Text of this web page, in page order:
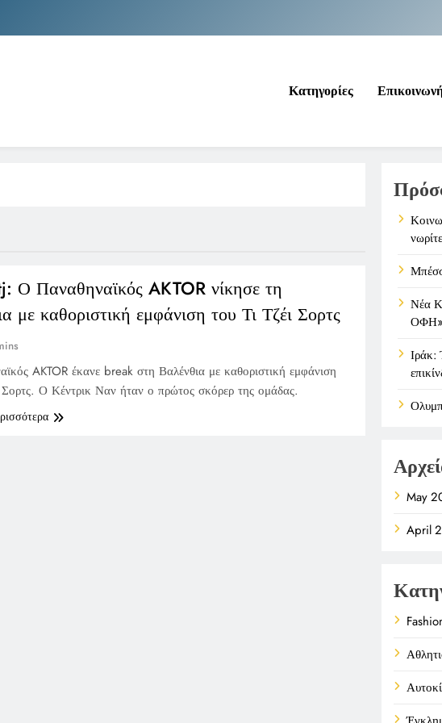
Ιράκ: Τεράστιες εκπτώσεις στο πετρέλαιο σε επικίνδυνη
Νέα Κρήτη: Σαρακήνικο και
Ιράκ: Τεράστιες εκπτώσεις στο πετρέλαιο σε επικίνδυνη
Κατηγορίες
Ο Παναθηναϊκός AKTOR νίκησε τη
με καθοριστική εμφάνιση του Τι Τζέι Σορτς
AKTOR έκανε break στη Βαλένθια με καθοριστική εμφάνιση
Σορτς. Ο Κέντρικ Ναν ήταν ο πρώτος σκόρερ της ομάδας.
Νέα
ΟΦΗ»
Ιράκ:
May
April